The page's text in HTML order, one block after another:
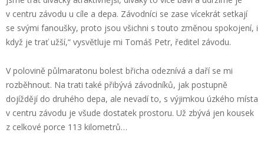
v centru závodu u cíle a depa. Závodníci se zase vícekrát setkají
se svými fanoušky, proto jsou všichni s touto změnou spokojení, i
když je trať užší,“ vysvětluje mi Tomáš Petr, ředitel závodu.
V polovině půlmaratonu bolest břicha odeznívá a daří se mi
rozběhnout. Na trati také přibývá závodníků, jak postupně
dojíždějí do druhého depa, ale nevadí to, s výjimkou úzkého místa
v centru závodu je všude dostatek prostoru. Už zbývá jen kousek
z celkové porce 113 kilometrů…